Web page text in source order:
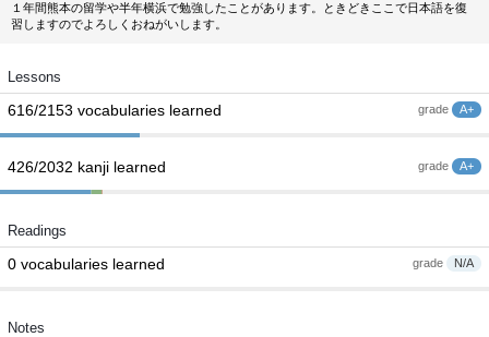
１年間熊本の留学や半年横浜で勉強したことがあります。ときどきここで日本語を復
習しますのでよろしくおねがいします。
Lessons
grade A+
616/2153 vocabularies learned
grade A+
426/2032 kanji learned
Readings
grade N/A
0 vocabularies learned
Notes